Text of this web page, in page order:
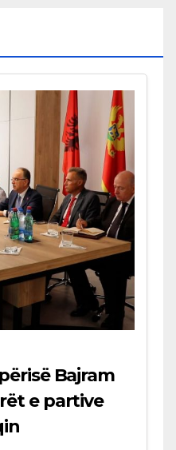
Bajram
e partive